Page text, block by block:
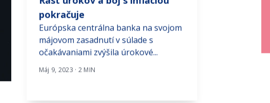
Rast úrokov a boj s infláciou
pokračuje
Európska centrálna banka na svojom
májovom zasadnutí v súlade s
očakávaniami zvýšila úrokové...
Máj 9, 2023 · 2 MIN